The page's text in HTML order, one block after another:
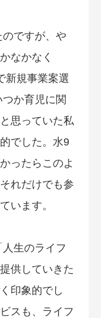
ですが、や
なかなく
新規事業案選
か育児に関
思っていた私
でした。水9
ったらこのよ
れだけでも参
います。
生のライフ
供していきた
印象的でし
スも、ライフ